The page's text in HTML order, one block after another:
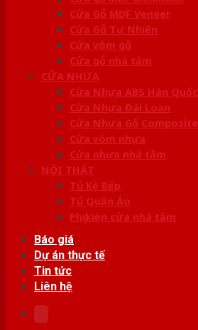
Cửa Gỗ MDF Veneer
Cửa Gỗ Tự Nhiên
Cửa vòm gỗ
Cửa gỗ nhà tắm
CỬA NHỰA
Cửa Nhựa ABS Hàn Quốc
Cửa Nhựa Đài Loan
Cửa Nhựa Gỗ Composite
Cửa vòm nhựa
Cửa nhựa nhà tắm
NỘI THẤT
Tủ Kệ Bếp
Tủ Quần Áo
Phụ kiện cửa nhà tắm
Báo giá
Dự án thực tế
Tin tức
Liên hệ